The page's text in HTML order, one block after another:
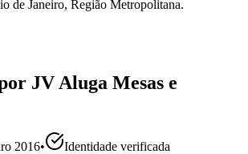
de Janeiro, Região Metropolitana.
JV Aluga Mesas e
2016• Identidade verificada